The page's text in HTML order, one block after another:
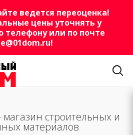
ведется переоценка!
цены уточнять у
телефону или по почте
!
строительных и
материалов